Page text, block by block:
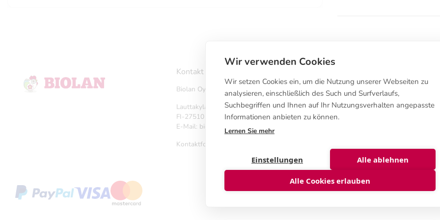
Kontakt
Biolan Oy
Lauttakyläntie 570,
FI-27510 Eura, FINNLAND
E-Mail: biolanshop@biolan.com
Kontaktformular
Wie man bestellt
Verkaufsbedingungen
Widerrufsrecht
Datenschutzerklärung
Wir verwenden Cookies
Wir setzen Cookies ein, um die Nutzung unserer Webseiten zu
analysieren, einschließlich des Such und Surfverlaufs,
Suchbegriffen und Ihnen auf Ihr Nutzungsverhalten angepasste
Informationen anbieten zu können.
Lernen Sie mehr
Einstellungen Alle ablehnen
Alle Cookies erlauben